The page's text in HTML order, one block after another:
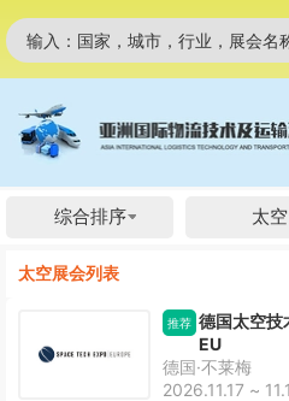
输入：国家，城市，行业，展会名
综合排序 太空
太空展会列表
推荐 德国太空技
EU
德国·不莱梅
2026.11.17 ~